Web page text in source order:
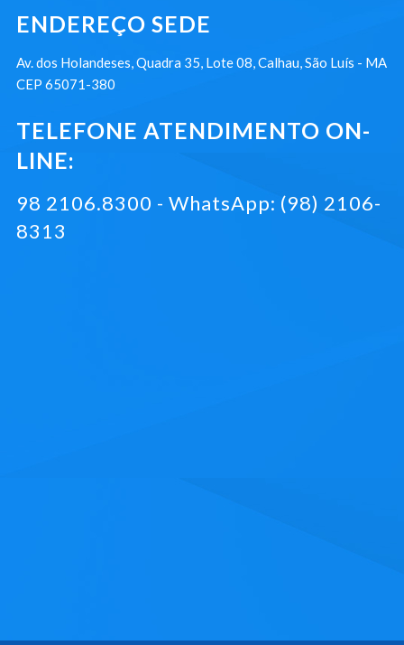
ENDEREÇO SEDE
Av. dos Holandeses, Quadra 35, Lote 08, Calhau, São Luís - MA
CEP 65071-380
TELEFONE ATENDIMENTO ON-
LINE:
98 2106.8300 - WhatsApp: (98) 2106-
8313